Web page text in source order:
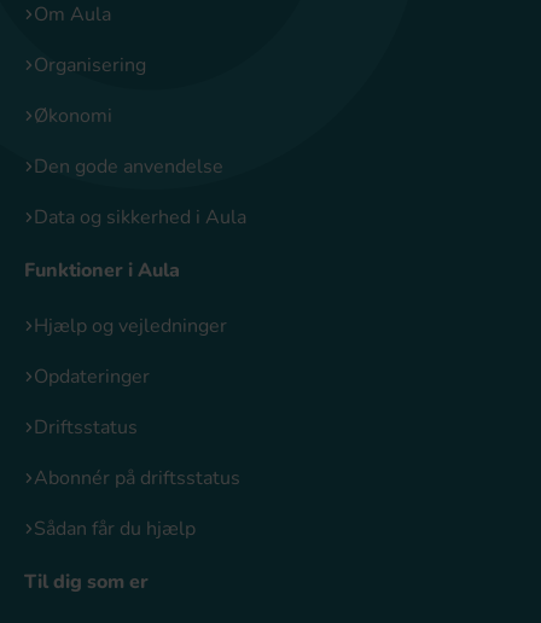
Om Aula
Organisering
Økonomi
Den gode anvendelse
Data og sikkerhed i Aula
Funktioner i Aula
Hjælp og vejledninger
Opdateringer
Driftsstatus
Abonnér på driftsstatus
Sådan får du hjælp
Til dig som er